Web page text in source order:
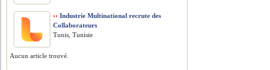
›› Industrie Multinational recrute des
Collaborateurs
Tunis, Tunisie
Aucun article trouvé.